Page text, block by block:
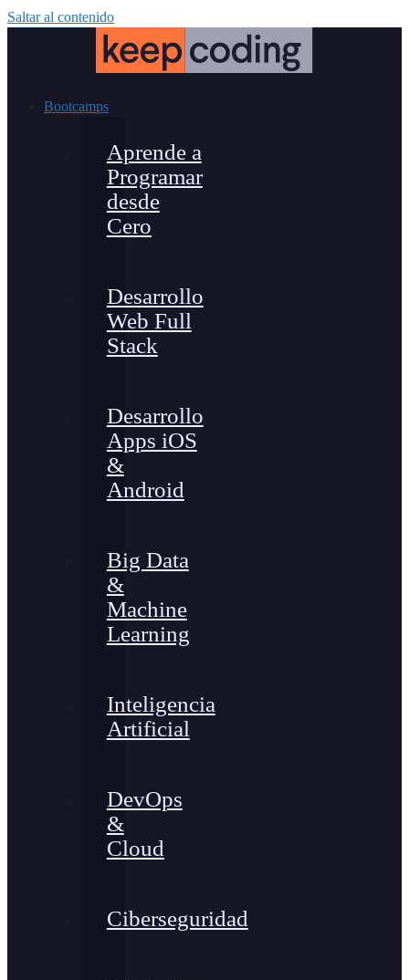
Saltar al contenido
Bootcamps
Aprende a
Programar
desde
Cero
Desarrollo
Web Full
Stack
Desarrollo
Apps iOS
&
Android
Big Data
&
Machine
Learning
Inteligencia
Artificial
DevOps
&
Cloud
Ciberseguridad